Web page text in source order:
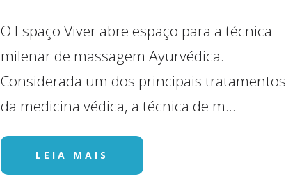
O Espaço Viver abre espaço para a técnica
milenar de massagem Ayurvédica.
Considerada um dos principais tratamentos
da medicina védica, a técnica de m...
LEIA MAIS